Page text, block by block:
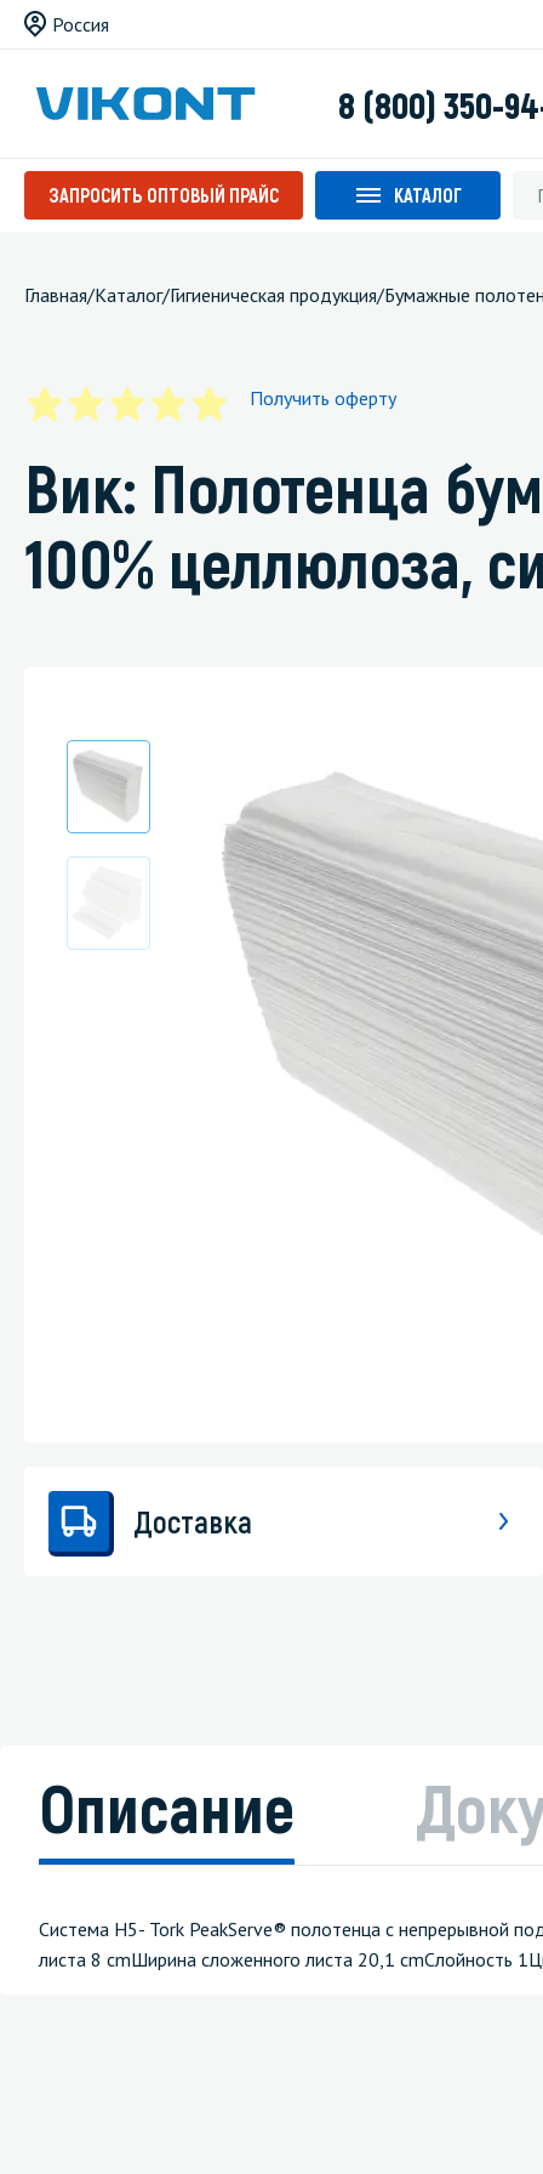
Россия
8 (800) 350-
ЗАПРОСИТЬ ОПТОВЫЙ ПРАЙС КАТАЛОГ
Средства
Средства
Средства
Средства
Стекла и
Главная/Каталог/Гигиеническая продукция/Бумажные
Получить оферту
Вик: Полотенца
100% целлюлоза,
Доставка
Описание
Система H5- Tork PeakServe® полотенца с непрерывной
листа 8 cmШирина сложенного листа 20,1 cmСлойность